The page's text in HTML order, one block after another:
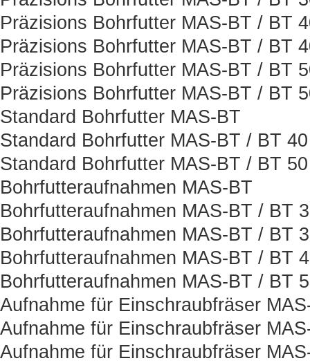
Präzisions Bohrfutter MAS-BT / BT
Präzisions Bohrfutter MAS-BT / BT
Präzisions Bohrfutter MAS-BT / BT
Präzisions Bohrfutter MAS-BT / BT
Standard Bohrfutter MAS-BT
Standard Bohrfutter MAS-BT / BT 40
Standard Bohrfutter MAS-BT / BT 50
Bohrfutteraufnahmen MAS-BT
Bohrfutteraufnahmen MAS-BT / BT
Bohrfutteraufnahmen MAS-BT / BT
Bohrfutteraufnahmen MAS-BT / BT
Bohrfutteraufnahmen MAS-BT / BT
Aufnahme für Einschraubfräser
Aufnahme für Einschraubfräser
Aufnahme für Einschraubfräser